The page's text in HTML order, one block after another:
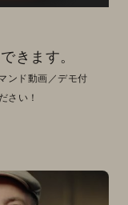
きます。
ンド動画／デモ付
さい！